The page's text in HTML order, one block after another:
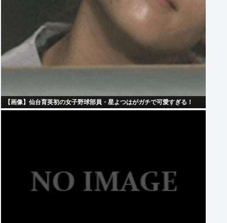
【画像】仙台育英初の女子野球部員・星よつはがガチで可愛すぎる！